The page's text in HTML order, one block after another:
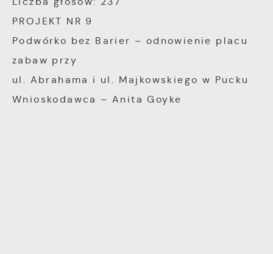
PROJEKT NR 9
Podwórko bez Barier – odnowienie placu
zabaw przy
ul. Abrahama i ul. Majkowskiego w Pucku
Wnioskodawca – Anita Goyke
witryny internetowej. Treści promocyjne mogą
pojawić się na stronach podmiotów trzecich
lub firm będących naszymi partnerami oraz
innych dostawców usług. Firmy te działają w
charakterze pośredników prezentujących nasze
komunikatów mediów społecznościowych.